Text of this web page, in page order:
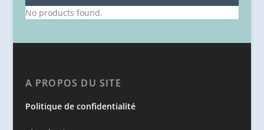
No products found.
A PROPOS DU SITE
Politique de confidentialité